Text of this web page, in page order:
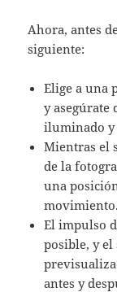
Ahora, antes
siguiente:
Elige a una
y asegúrate
iluminado y
Mientras el
de la
una
movimiento.​
El impulso
posible, y el
antes y